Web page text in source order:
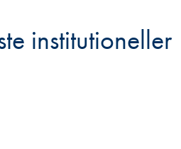
institutioneller